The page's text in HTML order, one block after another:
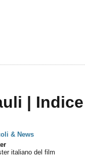
| Indice
& News
italiano del film